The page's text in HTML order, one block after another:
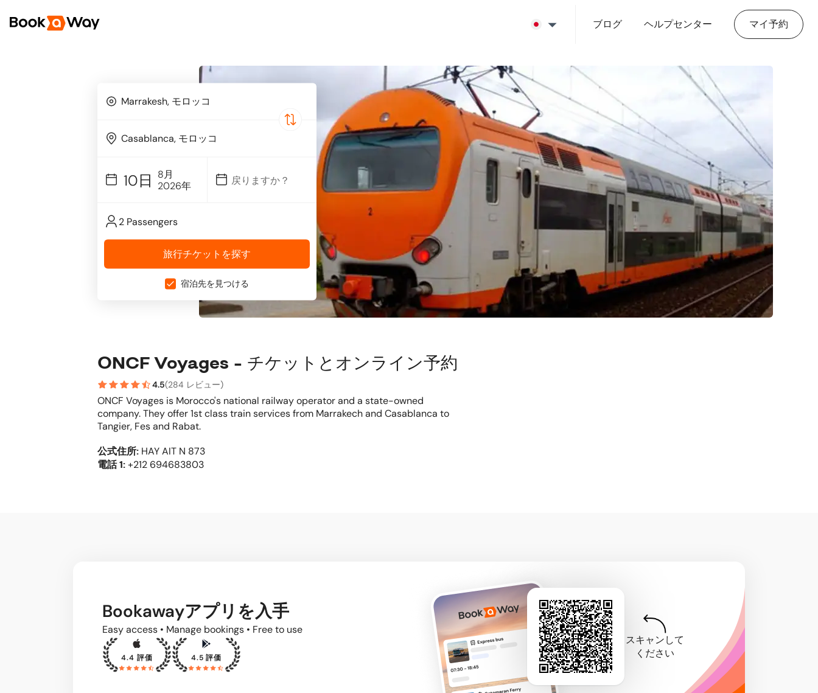
ブログ ヘルプセンター マイ予約
10日
8月
2026年
2 Passengers
旅行チケットを探す
宿泊先を見つける
ONCF Voyages - チケットとオンライン予約
4.5(284 レビュー)
ONCF Voyages is Morocco's national railway operator and a state-owned
company. They offer 1st class train services from Marrakech and Casablanca to
Tangier, Fes and Rabat.
公式住所: HAY AIT N 873
電話1:+212 694683803
Bookawayアプリを入手
Easy access • Manage bookings • Free to use
4.4 評価 4.5 評価
スキャンして
ください